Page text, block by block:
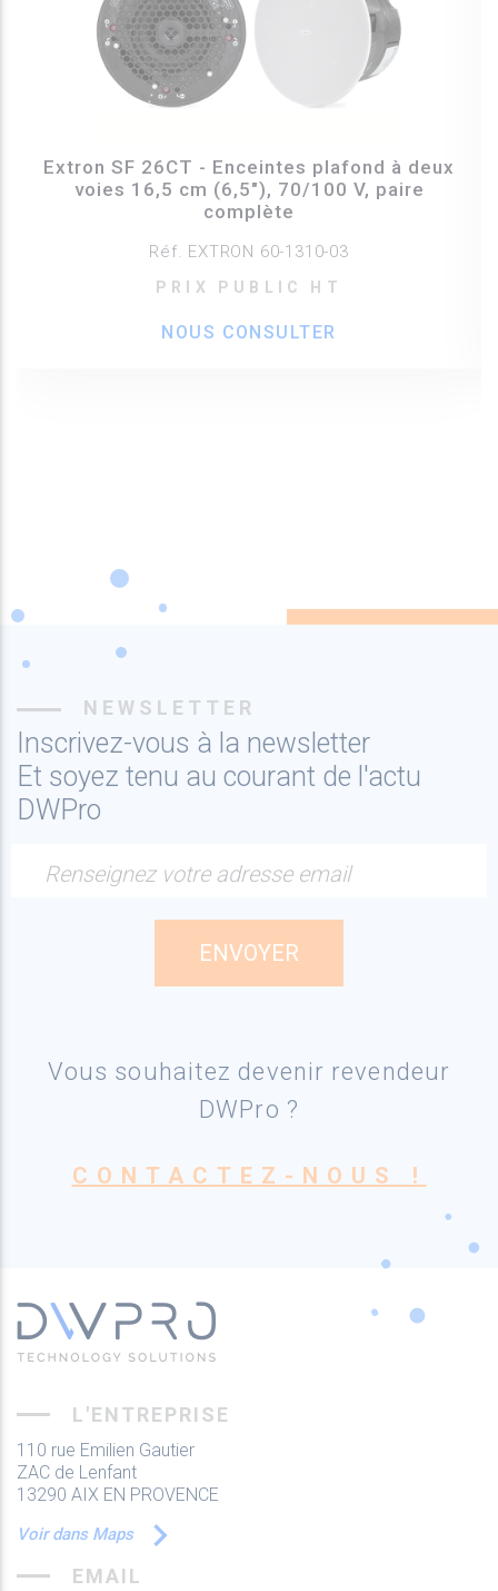
Extron SF 26CT - Enceintes plafond à deux
voies 16,5 cm (6,5"), 70/100 V, paire
complète
Réf. EXTRON 60-1310-03
PRIX PUBLIC HT
NOUS CONSULTER
NEWSLETTER
Inscrivez-vous à la newsletter
Et soyez tenu au courant de l'actu
DWPro
Renseignez votre adresse email
Vous souhaitez devenir revendeur
DWPro ?
CONTACTEZ-NOUS !
L'ENTREPRISE
110 rue Emilien Gautier
ZAC de Lenfant
13290 AIX EN PROVENCE
Voir dans Maps
EMAIL